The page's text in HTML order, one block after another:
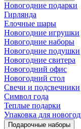
Новогодние подарки
Гирлянда
Елочные шары
Новогодние игрушки
Новогодние наборы
Новогодние подушки
Новогодние свитера
Новогодний офис
Новогодний стол
Свечи и подсвечники
Символ года
Теплые подарки
Упаковка для
Подарочные наборы